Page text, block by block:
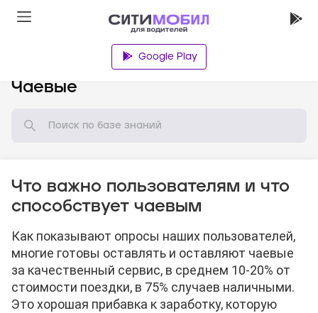
Google Play
Чаевые
Что важно пользователям и что
способствует чаевым
Как показывают опросы наших пользователей,
многие готовы оставлять и оставляют чаевые
за качественный сервис, в среднем 10-20% от
стоимости поездки, в 75% случаев наличными.
Это хорошая прибавка к заработку, которую